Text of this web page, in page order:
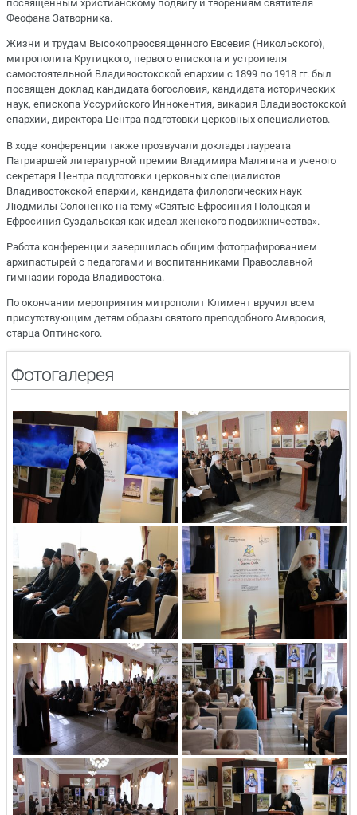
посвященным христианскому подвигу и творениям святителя
Феофана Затворника.
Жизни и трудам Высокопреосвященного Евсевия (Никольского),
митрополита Крутицкого, первого епископа и устроителя
самостоятельной Владивостокской епархии с 1899 по 1918 гг. был
посвящен доклад кандидата богословия, кандидата исторических
наук, епископа Уссурийского Иннокентия, викария Владивостокской
епархии, директора Центра подготовки церковных специалистов.
В ходе конференции также прозвучали доклады лауреата
Патриаршей литературной премии Владимира Малягина и ученого
секретаря Центра подготовки церковных специалистов
Владивостокской епархии, кандидата филологических наук
Людмилы Солоненко на тему «Святые Ефросиния Полоцкая и
Ефросиния Суздальская как идеал женского подвижничества».
Работа конференции завершилась общим фотографированием
архипастырей с педагогами и воспитанниками Православной
гимназии города Владивостока.
По окончании мероприятия митрополит Климент вручил всем
присутствующим детям образы святого преподобного Амвросия,
старца Оптинского.
Фотогалерея